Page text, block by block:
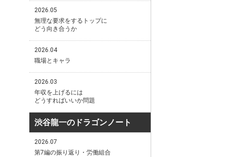
2026.05
無理な要求をするトップに
どう向き合うか
2026.04
職場とキャラ
2026.03
年収を上げるには
どうすればいいか問題
渋谷龍一のドラゴンノート
2026.07
第7編の振り返り・労働組合